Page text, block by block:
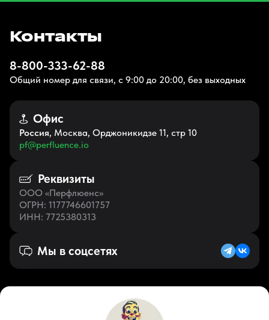
Контакты
8-800-333-62-88
Общий номер для связи, с 9:00 до 20:00, без выходных
Офис
Россия, Москва, Орджоникидзе 11, стр 10
pf@perfluence.io
Реквизиты
ООО «Перфлюенс»
ОГРН: 1177746601757
ИНН: 7725380313
Мы в соцсетях